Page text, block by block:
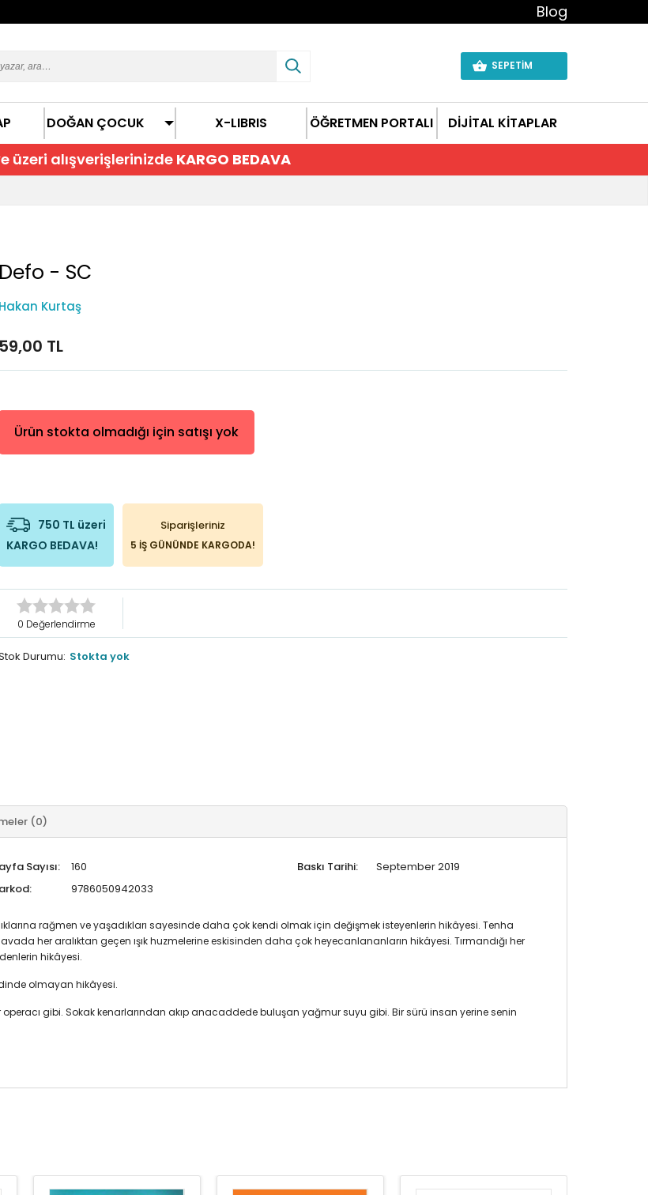
Blog
SEPETİM
DOĞAN ÇOCUK X-LIBRIS ÖĞRETMEN PORTALI DİJİTAL KİTAPLAR
üzeri alışverişlerinizdeKARGO BEDAVA
Defo - SC
Hakan Kurtaş
59,00 TL
Ürün stokta olmadığı için satışı yok
750 TL üzeri
KARGO BEDAVA!
Siparişleriniz
5 İŞ GÜNÜNDE KARGODA!
0 Değerlendirme
Durumu: Stokta yok
(0)
Sayısı: 160 Baskı Tarihi:
September 2019
9786050942033
rağmen ve yaşadıkları sayesinde daha çok kendi olmak için değişmek isteyenlerin hikâyesi. Tenha
her aralıktan geçen ışık huzmelerine eskisinden daha çok heyecanlananların hikâyesi. Tırmandığı her
hikâyesi.
olmayan hikâyesi.
gibi. Sokak kenarlarından akıp anacaddede buluşan yağmur suyu gibi. Bir sürü insan yerine senin